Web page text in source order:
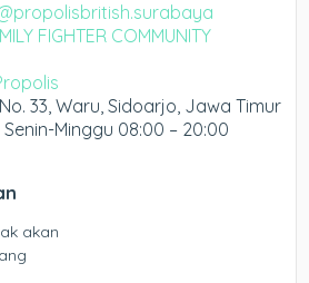
FIGHTER COMMUNITY
33, Waru, Sidoarjo, Jawa Timur
Senin-Minggu 08:00 – 20:00
akan